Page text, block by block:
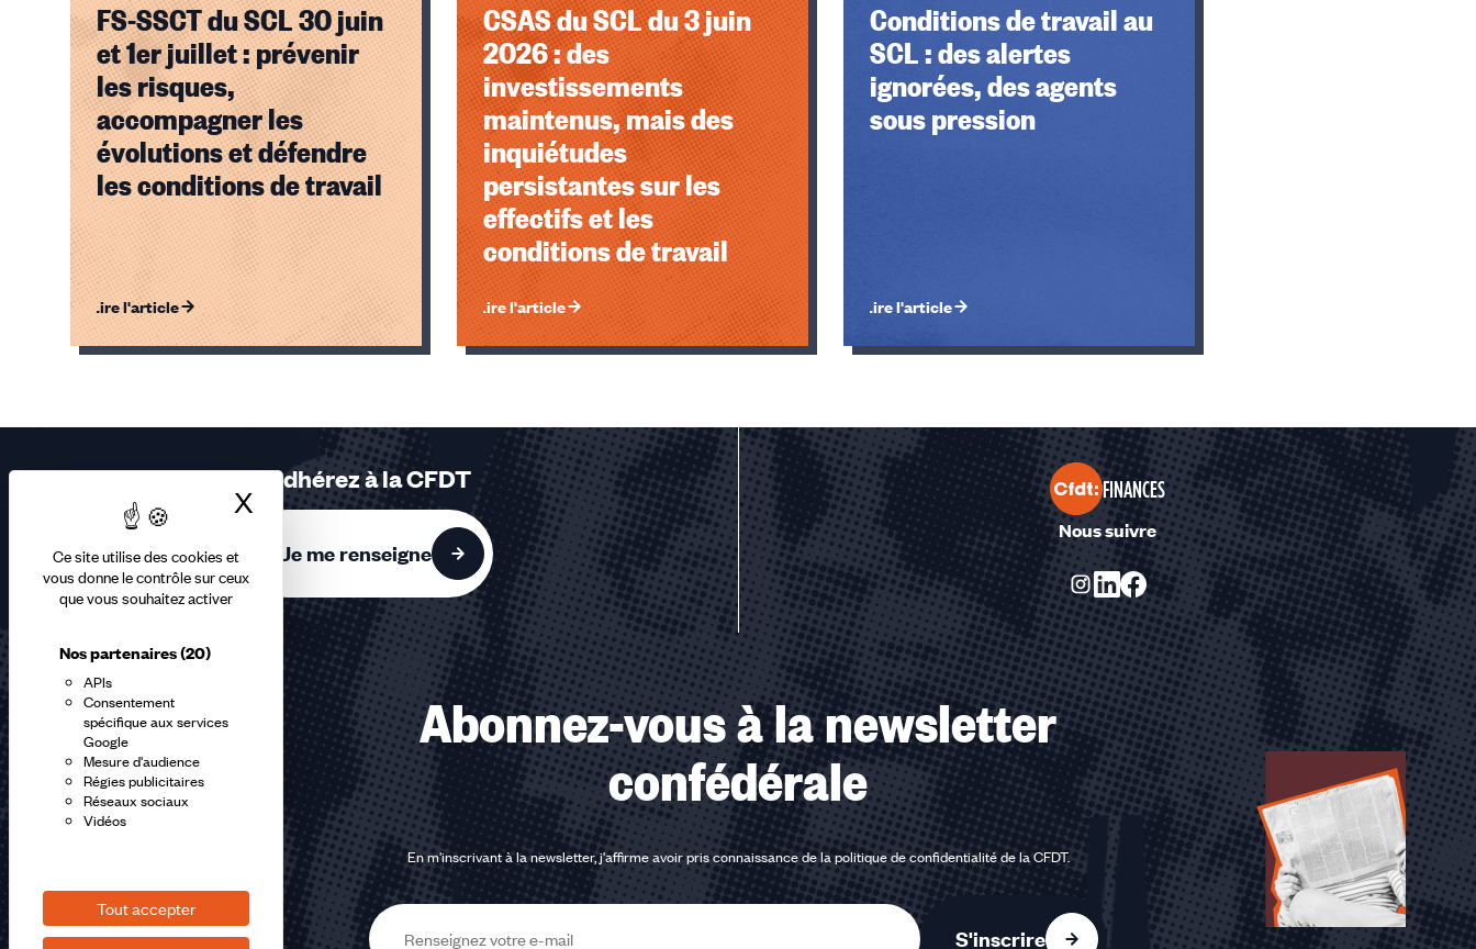
Ce site utilise des cookies et
vous donne le contrôle sur ceux
que vous souhaitez activer
Nos partenaires(20)
APIs
Consentement
spécifique aux services
Google
Mesure d'audience
Régies publicitaires
Réseaux sociaux
Vidéos
Tout accepter
X Masquer le bandeau des cookies
FS-SSCT du SCL 30 juin
et 1er juillet : prévenir
les risques,
accompagner les
évolutions et défendre
les conditions de travail
Lire l'article
CSAS du SCL du 3 juin
2026 : des
investissements
maintenus, mais des
inquiétudes
persistantes sur les
effectifs et les
conditions de travail
Lire l'article
Conditions de travail au
SCL : des alertes
ignorées, des agents
sous pression
Lire l'article
Éléments
sur
accessibles
Adhérez à la CFDT
Je me renseigne
FINANCES
Nous suivre
Abonnez-vous à la newsletter
confédérale
En m'inscrivant à la newsletter, j'affirme avoir pris connaissance de lapolitique de confidentialité de la CFDT.
S'inscrire